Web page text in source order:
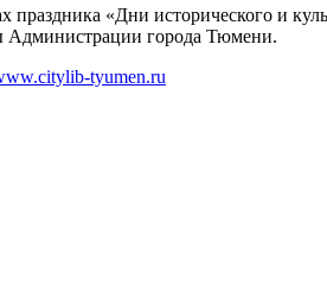
«Дни исторического и
Администрации города Тюмени.
tyumen.ru